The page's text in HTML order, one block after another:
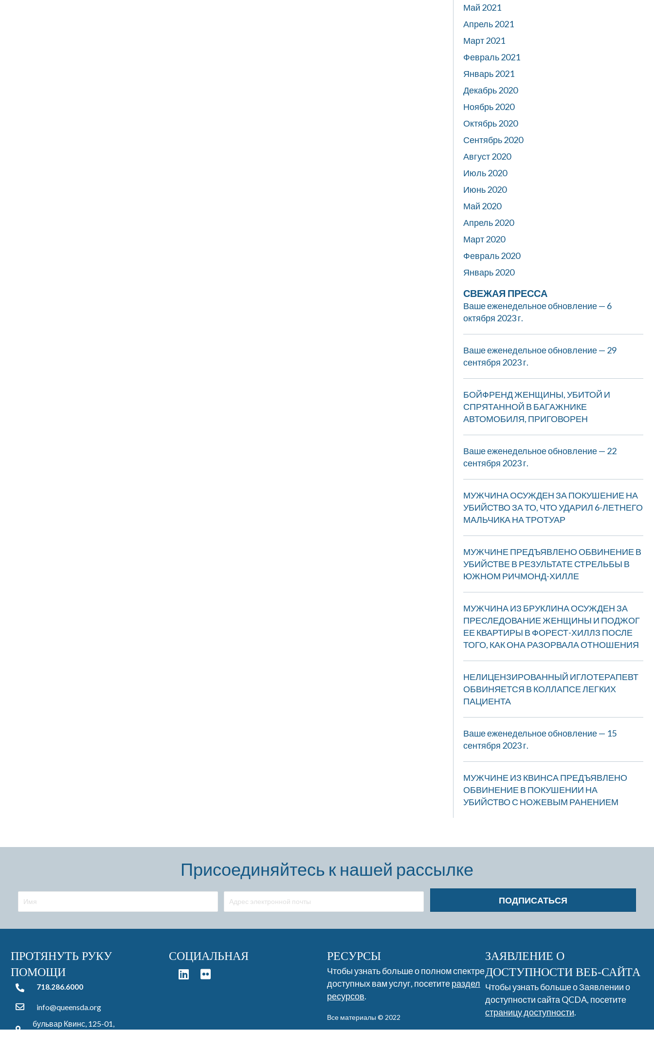
Май 2021
Апрель 2021
Март 2021
Февраль 2021
Январь 2021
Декабрь 2020
Ноябрь 2020
Октябрь 2020
Сентябрь 2020
Август 2020
Июль 2020
Июнь 2020
Май 2020
Апрель 2020
Март 2020
Февраль 2020
Январь 2020
СВЕЖАЯ ПРЕССА
Ваше еженедельное обновление — 6
октября 2023 г.
Ваше еженедельное обновление — 29
сентября 2023 г.
БОЙФРЕНД ЖЕНЩИНЫ, УБИТОЙ И
СПРЯТАННОЙ В БАГАЖНИКЕ
АВТОМОБИЛЯ, ПРИГОВОРЕН
Ваше еженедельное обновление — 22
сентября 2023 г.
МУЖЧИНА ОСУЖДЕН ЗА ПОКУШЕНИЕ НА
УБИЙСТВО ЗА ТО, ЧТО УДАРИЛ 6-ЛЕТНЕГО
МАЛЬЧИКА НА ТРОТУАР
МУЖЧИНЕ ПРЕДЪЯВЛЕНО ОБВИНЕНИЕ В
УБИЙСТВЕ В РЕЗУЛЬТАТЕ СТРЕЛЬБЫ В
ЮЖНОМ РИЧМОНД-ХИЛЛЕ
МУЖЧИНА ИЗ БРУКЛИНА ОСУЖДЕН ЗА
ПРЕСЛЕДОВАНИЕ ЖЕНЩИНЫ И ПОДЖОГ
ЕЕ КВАРТИРЫ В ФОРЕСТ-ХИЛЛЗ ПОСЛЕ
ТОГО, КАК ОНА РАЗОРВАЛА ОТНОШЕНИЯ
НЕЛИЦЕНЗИРОВАННЫЙ ИГЛОТЕРАПЕВТ
ОБВИНЯЕТСЯ В КОЛЛАПСЕ ЛЕГКИХ
ПАЦИЕНТА
Ваше еженедельное обновление — 15
сентября 2023 г.
МУЖЧИНЕ ИЗ КВИНСА ПРЕДЪЯВЛЕНО
ОБВИНЕНИЕ В ПОКУШЕНИИ НА
УБИЙСТВО С НОЖЕВЫМ РАНЕНИЕМ
Присоединяйтесь к нашей рассылке
ПОДПИСАТЬСЯ
ПРОТЯНУТЬ РУКУ
ПОМОЩИ
718.286.6000
718.286.6000
info@queensda.org
бульвар Квинс, 125-01,
СОЦИАЛЬНАЯ РЕСУРСЫ
Чтобы узнать больше о полном спектре
доступных вам услуг, посетитераздел
ресурсов.
Все материалы © 2022
ЗАЯВЛЕНИЕ О
ДОСТУПНОСТИ ВЕБ-САЙТА
Чтобы узнать больше о Заявлении о
доступности сайта QCDA, посетите
страницу доступности.